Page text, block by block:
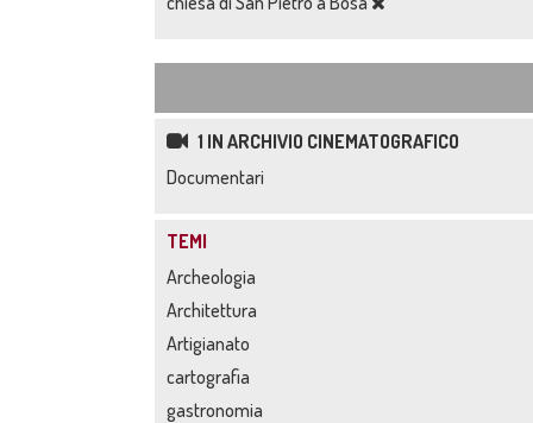
1 IN ARCHIVIO CINEMATOGRAFICO
Documentari
TEMI
Archeologia
Architettura
Artigianato
cartografia
gastronomia